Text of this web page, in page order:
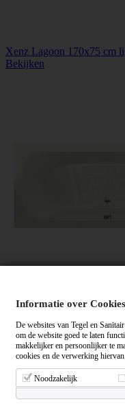
Xenz Lagoon 170x75 cm
Bekijken
Bekijken
Informatie over Cookies
De websites van Tegel en
om de website goed te laten
makkelijker en persoonlijker te
cookies en de verwerking
Noodzakelijk